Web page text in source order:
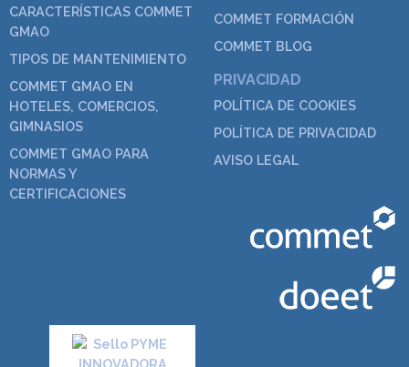
CARACTERÍSTICAS COMMET
GMAO
TIPOS DE MANTENIMIENTO
COMMET GMAO EN
HOTELES, COMERCIOS,
GIMNASIOS
COMMET GMAO PARA
NORMAS Y
CERTIFICACIONES
COMMET FORMACIÓN
COMMET BLOG
PRIVACIDAD
POLÍTICA DE COOKIES
POLÍTICA DE PRIVACIDAD
AVISO LEGAL